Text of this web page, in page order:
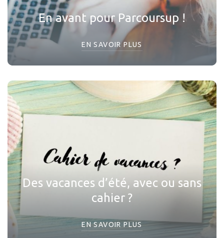
En avant pour Parcoursup !
EN SAVOIR PLUS
Des vacances d’été, avec ou sans
cahier ?
EN SAVOIR PLUS